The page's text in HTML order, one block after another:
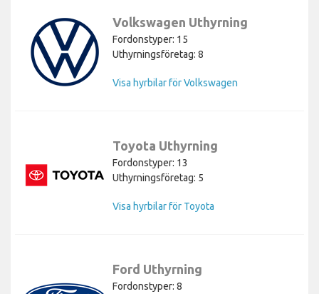
Volkswagen Uthyrning
Fordonstyper: 15
Uthyrningsföretag: 8
Visa hyrbilar för Volkswagen
Toyota Uthyrning
Fordonstyper: 13
Uthyrningsföretag: 5
Visa hyrbilar för Toyota
Ford Uthyrning
Fordonstyper: 8